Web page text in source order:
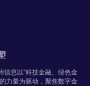
息以“科技金融、绿色金
力量为驱动，聚焦数字金